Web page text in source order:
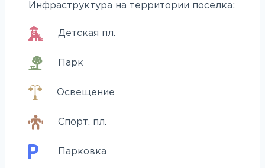
Инфраструктура на территории поселка:
Детская пл.
Парк
Освещение
Спорт. пл.
Парковка